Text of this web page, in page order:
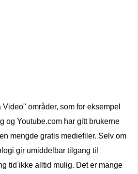
områder, som for eksempel
og Youtube.com har gitt brukerne
mengde gratis mediefiler. Selv om
gir umiddelbar tilgang til
tid ikke alltid mulig. Det er mange